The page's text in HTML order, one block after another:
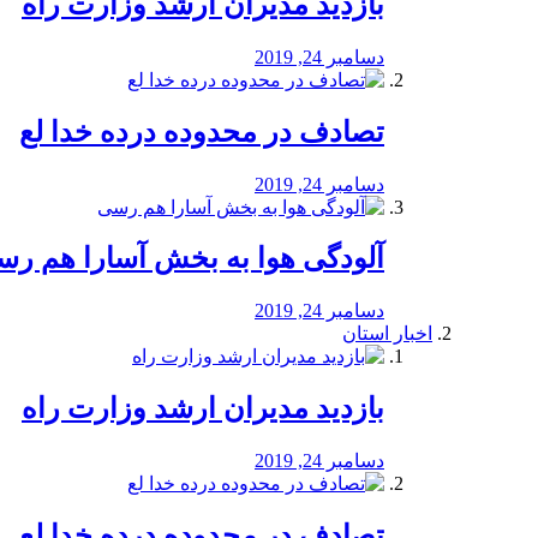
دسامبر 24, 2019
تصادف در محدوده درده خدا لع
دسامبر 24, 2019
آلودگی هوا به بخش آسارا هم
دسامبر 24, 2019
اخبار استان
بازدید مدیران ارشد وزارت راه
دسامبر 24, 2019